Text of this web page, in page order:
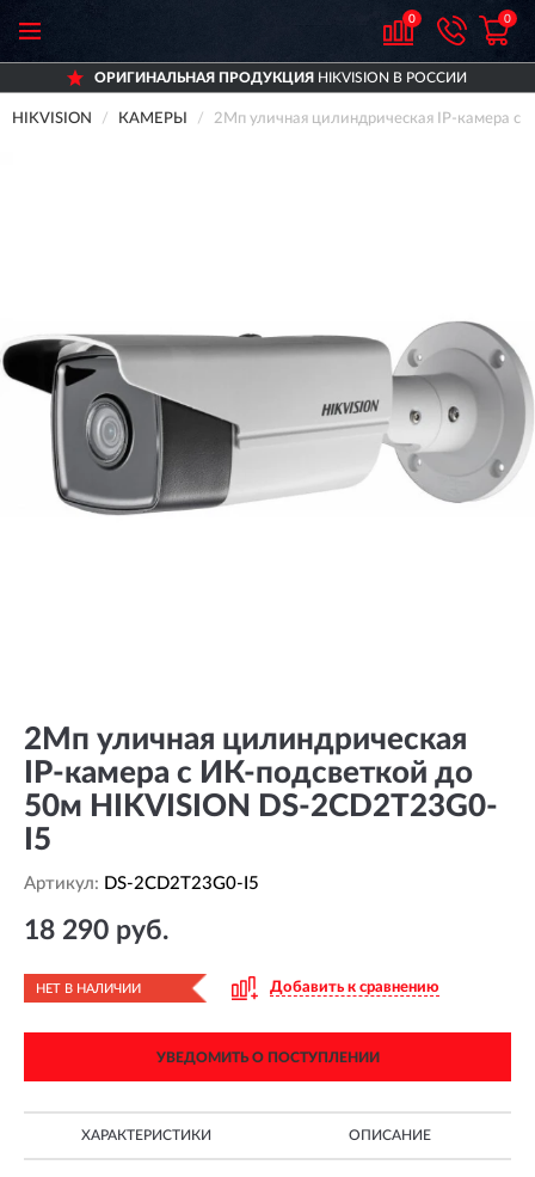
0 0
ОРИГИНАЛЬНАЯ ПРОДУКЦИЯ HIKVISION В РОССИИ
HIKVISION КАМЕРЫ 2Мп уличная цилиндрическая IP-камера с
2Мп уличная цилиндрическая
IP-камера с ИК-подсветкой до
50м HIKVISION DS-2CD2T23G0-
I5
Артикул: DS-2CD2T23G0-I5
18 290 руб.
НЕТ В НАЛИЧИИ Добавить к сравнению
УВЕДОМИТЬ О ПОСТУПЛЕНИИ
ХАРАКТЕРИСТИКИ ОПИСАНИЕ